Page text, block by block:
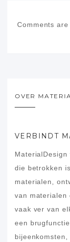
Comments are
OVER
VERBINDT
die betrokken
materialen,
van materialen
vaak ver van
een